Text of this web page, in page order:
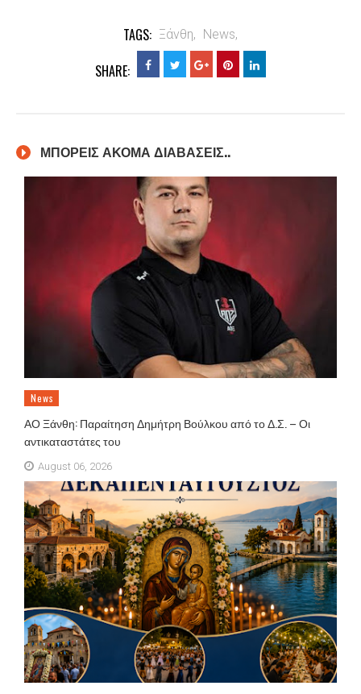
TAGS: Ξάνθη, News,
SHARE:
ΜΠΟΡΕΙΣ ΑΚΟΜΑ ΔΙΑΒΑΣΕΙΣ..
News
ΑΟ Ξάνθη: Παραίτηση Δημήτρη Βούλκου από το Δ.Σ. – Οι
αντικαταστάτες του
August 06, 2026